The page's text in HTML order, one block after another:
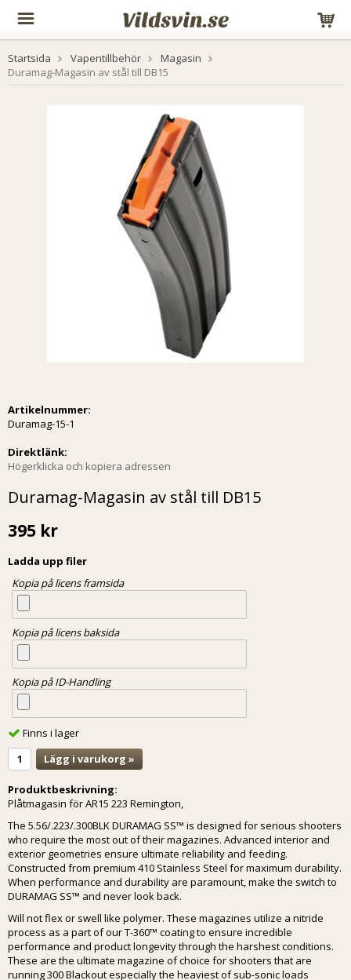
Startsida Vapentillbehör
Magasin
Duramag-Magasin av stål till DB15
Artikelnummer:
Duramag-15-1
Direktlänk:
Högerklicka och kopiera adressen
Duramag-Magasin av stål till DB15
395 kr
Ladda upp filer
Kopia på licens framsida
Kopia på licens baksida
Kopia på ID-Handling
Finns i lager
Lägg i varukorg »
Produktbeskrivning:
Plåtmagasin för AR15 223 Remington,
The 5.56/.223/.300BLK DURAMAG SS™ is designed for serious shooters
who require the most out of their magazines. Advanced interior and
exterior geometries ensure ultimate reliability and feeding.
Constructed from premium 410 Stainless Steel for maximum durability.
When performance and durability are paramount, make the switch to
DURAMAG SS™ and never look back.
Will not flex or swell like polymer. These magazines utilize a nitride
process as a part of our T-360™ coating to ensure incredible
performance and product longevity through the harshest conditions.
These are the ultimate magazine of choice for shooters that are
running 300 Blackout especially the heaviest of sub-sonic loads